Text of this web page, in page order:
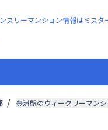
スリーマンション情報はミスタ
豊洲駅のウィークリーマン